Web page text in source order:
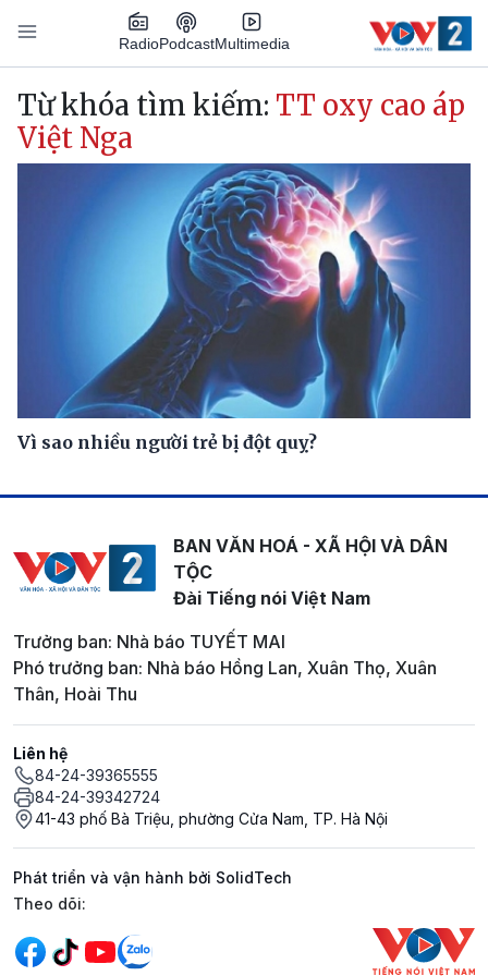
Nhảy đến nội dung
RadioPodcastMultimedia
Main navigation
Từ khóa tìm kiếm: TT oxy cao áp
Việt Nga
Vì sao nhiều người trẻ bị đột quỵ?
BAN VĂN HOÁ - XÃ HỘI VÀ DÂN
TỘC
Đài Tiếng nói Việt Nam
Trưởng ban: Nhà báo TUYẾT MAI
Phó trưởng ban: Nhà báo Hồng Lan, Xuân Thọ, Xuân
Thân, Hoài Thu
Liên hệ
84-24-39365555
84-24-39342724
41-43 phố Bà Triệu, phường Cửa Nam, TP. Hà Nội
Phát triển và vận hành bởi SolidTech
Mạng xã hội
Theo dõi: